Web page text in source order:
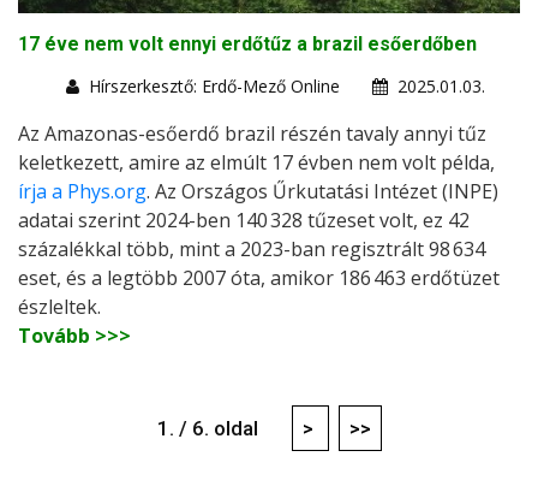
17 éve nem volt ennyi erdőtűz a brazil esőerdőben
Hírszerkesztő: Erdő-Mező Online
2025.01.03.
Az Amazonas-esőerdő brazil részén tavaly annyi tűz
keletkezett, amire az elmúlt 17 évben nem volt példa,
írja a Phys.org. Az Országos Űrkutatási Intézet (INPE)
adatai szerint 2024-ben 140 328 tűzeset volt, ez 42
százalékkal több, mint a 2023-ban regisztrált 98 634
eset, és a legtöbb 2007 óta, amikor 186 463 erdőtüzet
észleltek.
Tovább >>>
1. / 6. oldal > >>